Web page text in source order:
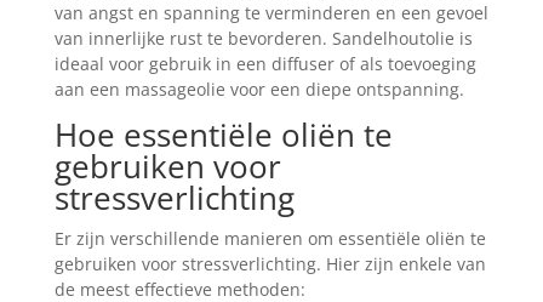
van angst en spanning te verminderen en een gevoel
van innerlijke rust te bevorderen. Sandelhoutolie is
ideaal voor gebruik in een diffuser of als toevoeging
aan een massageolie voor een diepe ontspanning.
Hoe essentiële oliën te
gebruiken voor
stressverlichting
Er zijn verschillende manieren om essentiële oliën te
gebruiken voor stressverlichting. Hier zijn enkele van
de meest effectieve methoden: